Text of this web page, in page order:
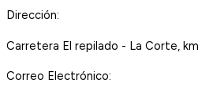
Dirección:
Carretera El repilado - La Corte,
Correo Electrónico: